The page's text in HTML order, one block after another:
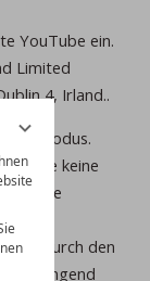
YouTube ein.
Limited
4, Irland..
keine
Die
durch den
zwingend